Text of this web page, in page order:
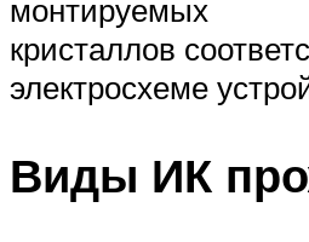
монтируемых
кристаллов
электросхеме
Виды ИК